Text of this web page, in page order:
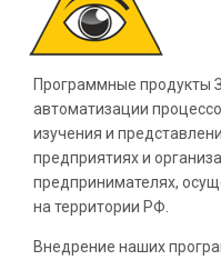
Программные продукты
автоматизации
изучения и
предприятиях и
предпринимателях,
на территории РФ.
Внедрение наших